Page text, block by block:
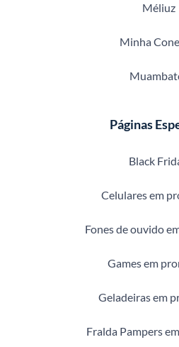
Méliuz
Minha
Páginas
Black
Celulares em
Fones de ouvido
Games em
Geladeiras em
Fralda Pampers